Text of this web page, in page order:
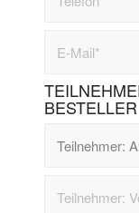
BESTELLER